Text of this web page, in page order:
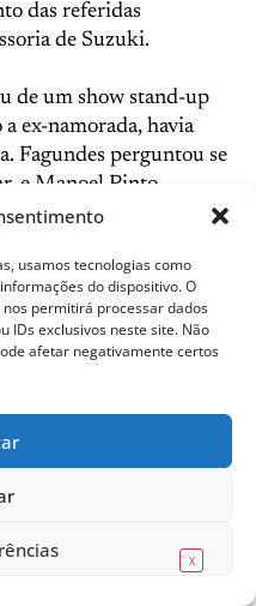
usamos tecnologias como
do dispositivo. O
permitirá processar dados
IDs exclusivos neste site. Não
afetar negativamente certos
das referidas
de Suzuki.
de um show stand-up
ex-namorada, havia
Fagundes perguntou se
e Manoel Pinto
pela comediante de “o
homens violentos
Penha. Era mentira,
ele se sentiu tão
por cima”, diz Amanda.
X